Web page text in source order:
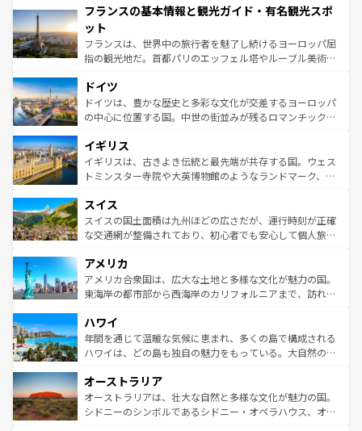
ませてくれるイタリアで、忘れられない旅をしてみよう！
なお、新着のイタリア情報は
しい。
文化が根付くこの国では、情熱的なフラメンコ、熱気あふ
れる闘牛、そして美味しいタパスが生活の一部となってい
る。首都マドリードの洗練された雰囲気や、バルセロナの
アートに溢れた街角から、地方では古代ローマ遺跡や中世
せる。地方によって風土や気候が異なるスペインはその個
性で訪れる人を魅了する。 なお、新着のスペイン情報は コ
ンテンツ一覧を参照してほしい。
フランスの基本情報と観光ガイド・有名観光スポ
ット
フランスは、世界中の旅行者を魅了し続けるヨーロッパ屈
指の観光地だ。首都パリのエッフェル塔やルーブル美術館
で、幅広い魅力が詰まっている。華麗な宮殿、歴史的な大
聖堂、美しいビーチ、そして豊かな自然が、訪れる者を心
から魅了する。また、フランスは美食の国としても知ら
いる。シャンパンの発祥地であるランス、プロヴァンスの
香り高いラベンダー畑など、多彩な楽しみ方が可能だ。さ
らに、パリ以外の地域にも魅力が溢れており、どの街角に
れる地方に足を運ぶとそれぞれで全く異なる文化を体験で
きるだろう。 なお、新着のフランス情報はコンテンツ一覧
を参照してほしい。
ドイツ
ドイツは、豊かな歴史と多彩な文化が交差するヨーロッパ
の中心に位置する国。中世の街並みが残るロマンチック街
顔を持つこの国は、どこを歩いても飽きることがない。ベ
ルリンの文化的活気、バイエルン州のアルプスの絶景、そ
してライン川沿いのワイン畑といった風景は必見。ビール
は、お酒好きな人にはぜひ体験してほしい。 なお、新着の
ドイツ情報はコンテンツ一覧を参照してほしい。
イギリス
イギリスは、古きよき伝統と最先端が共存する国。ウェス
トミンスター寺院や大英博物館のようなランドマーク、歴
リアごとに異なる魅力がある。また、優雅なアフタヌーン
ティー、ビール好きにはたまらない英国パブ、サッカー観
戦など、本場だからこそできる体験も豊富。イギリスを旅
ンツ一覧を参照してほしい。
スイス
スイスの国土面積は九州ほどの広さだが、運行時刻が正確
な交通網が整備されており、初心者でも安心して個人旅行
の建物がそのまま残る町や、スイスならではのユニークな
博物館もあり、アルプス観光だけでなく町歩きも満喫する
ことができる。国民の所得が高いため物価も高いが、旅行
ば市内交通費無料で観光を楽しむこともできる。 なお、新
着のスイス情報はコンテンツ一覧 を参照してほしい。
アメリカ
アメリカ合衆国は、広大な土地と多様な文化が魅力の国。
東海岸の都市部から西海岸のカリフォルニアまで、訪れる
のような巨大都市は、観光、ショッピング、エンターテイ
ンメントが詰まった刺激的なスポットだ。一方、アメリカ
西部には大自然が広がり、グランドキャニオンやイエロー
部のニューオーリンズでは、音楽と美食が融合した独特の
文化が魅力。旅行者はアメリカの各地域で異なる魅力を楽
しみながら、その多様性と豊かな歴史を感じることができ
ハワイ
年間を通じて温暖な気候に恵まれ、多くの島で構成される
ハワイは、どの島も独自の魅力をもっている。大自然の神
ワイ島は見逃せない。また、定番の観光地といえばオアフ
島だが、静かな自然を求めるならマウイ島やカウアイ島が
おすすめ。エメラルドグリーンに輝く海をはじめ、豊かな
オーストラリア
オーストラリアは、壮大な自然と多様な文化が魅力の国。
シドニーのシンボルであるシドニー・オペラハウス、オー